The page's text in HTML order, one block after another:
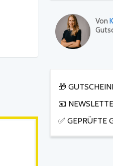
Von
🎁
📧
✅ GEPRÜFTE